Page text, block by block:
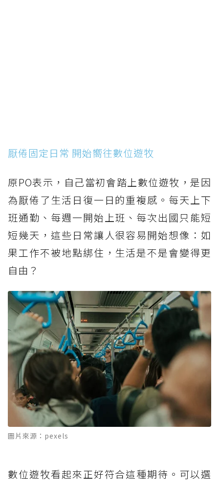
厭倦固定日常 開始嚮往數位遊牧
原PO表示，自己當初會踏上數位遊牧，是因
為厭倦了生活日復一日的重複感。每天上下
班通勤、每週一開始上班、每次出國只能短
短幾天，這些日常讓人很容易開始想像：如
果工作不被地點綁住，生活是不是會變得更
自由？
圖片來源：pexels
數位遊牧看起來正好符合這種期待。可以選